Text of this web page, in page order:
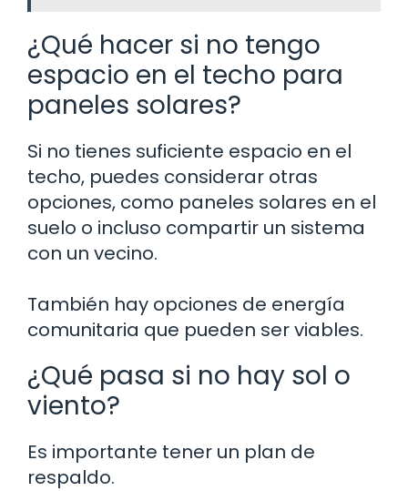
¿Qué hacer si no tengo
espacio en el techo para
paneles solares?
Si no tienes suficiente espacio en el
techo, puedes considerar otras
opciones, como paneles solares en el
suelo o incluso compartir un sistema
con un vecino.
También hay opciones de energía
comunitaria que pueden ser viables.
¿Qué pasa si no hay sol o
viento?
Es importante tener un plan de
respaldo.